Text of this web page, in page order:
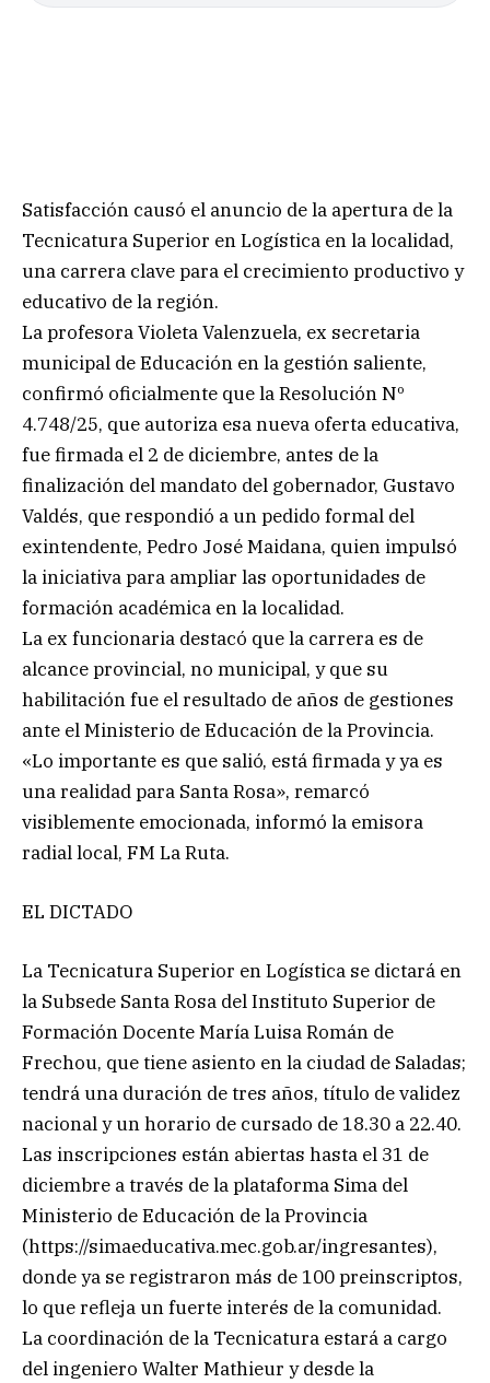
Satisfacción causó el anuncio de la apertura de la
Tecnicatura Superior en Logística en la localidad,
una carrera clave para el crecimiento productivo y
educativo de la región.
La profesora Violeta Valenzuela, ex secretaria
municipal de Educación en la gestión saliente,
confirmó oficialmente que la Resolución Nº
4.748/25, que autoriza esa nueva oferta educativa,
fue firmada el 2 de diciembre, antes de la
finalización del mandato del gobernador, Gustavo
Valdés, que respondió a un pedido formal del
exintendente, Pedro José Maidana, quien impulsó
la iniciativa para ampliar las oportunidades de
formación académica en la localidad.
La ex funcionaria destacó que la carrera es de
alcance provincial, no municipal, y que su
habilitación fue el resultado de años de gestiones
ante el Ministerio de Educación de la Provincia.
«Lo importante es que salió, está firmada y ya es
una realidad para Santa Rosa», remarcó
visiblemente emocionada, informó la emisora
radial local, FM La Ruta.
EL DICTADO
La Tecnicatura Superior en Logística se dictará en
la Subsede Santa Rosa del Instituto Superior de
Formación Docente María Luisa Román de
Frechou, que tiene asiento en la ciudad de Saladas;
tendrá una duración de tres años, título de validez
nacional y un horario de cursado de 18.30 a 22.40.
Las inscripciones están abiertas hasta el 31 de
diciembre a través de la plataforma Sima del
Ministerio de Educación de la Provincia
(https://simaeducativa.mec.gob.ar/ingresantes),
donde ya se registraron más de 100 preinscriptos,
lo que refleja un fuerte interés de la comunidad.
La coordinación de la Tecnicatura estará a cargo
del ingeniero Walter Mathieur y desde la